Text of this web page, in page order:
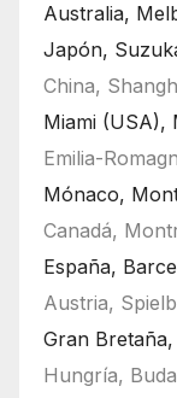
Australia,
Japón,
China,
Miami (USA),
Emilia-
Mónaco,
Canadá,
España,
Austria,
Gran
Hungría,